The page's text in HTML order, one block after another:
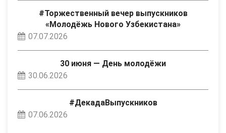
#Торжественный вечер выпускников
«Молодёжь Нового Узбекистана»
07.07.2026
30 июня — День молодёжи
30.06.2026
#ДекадаВыпускников
07.06.2026